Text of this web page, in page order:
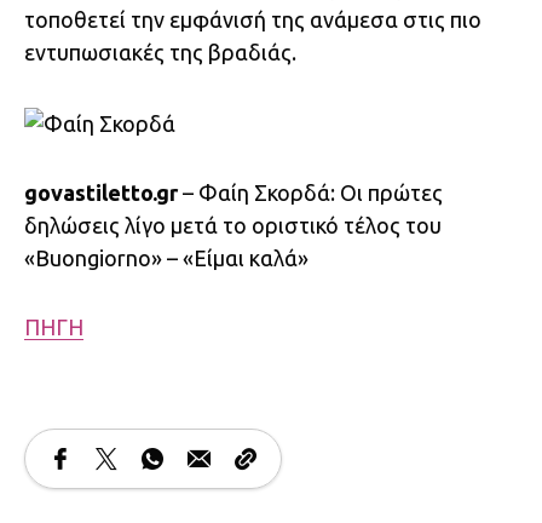
τοποθετεί την εμφάνισή της ανάμεσα στις πιο
εντυπωσιακές της βραδιάς.
govastiletto.gr– Φαίη Σκορδά: Οι πρώτες
δηλώσεις λίγο μετά το οριστικό τέλος του
«Buongiorno» – «Είμαι καλά»
ΠΗΓΗ